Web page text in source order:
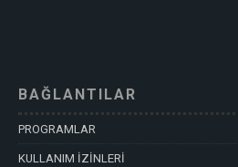
BAĞLANTILAR
PROGRAMLAR
KULLANIM İZİNLERİ